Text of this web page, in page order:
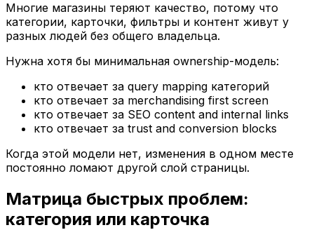
Многие магазины теряют качество, потому что
категории, карточки, фильтры и контент живут у
разных людей без общего владельца.
Нужна хотя бы минимальная ownership-модель:
кто отвечает за query mapping категорий
кто отвечает за merchandising first screen
кто отвечает за SEO content and internal links
кто отвечает за trust and conversion blocks
Когда этой модели нет, изменения в одном месте
постоянно ломают другой слой страницы.
Матрица быстрых проблем:
категория или карточка